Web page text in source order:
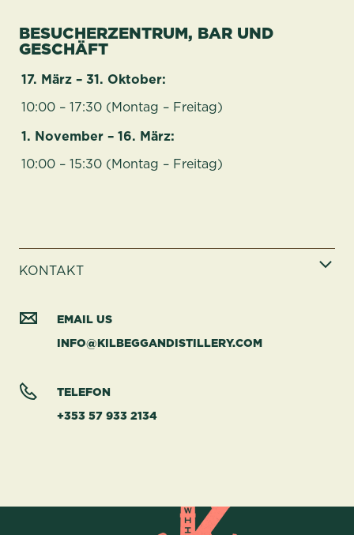
BESUCHERZENTRUM, BAR UND
GESCHÄFT
17. März – 31. Oktober:
10:00 – 17:30 (Montag – Freitag)
1. November – 16. März:
10:00 – 15:30 (Montag – Freitag)
KONTAKT
EMAIL US
INFO@KILBEGGANDISTILLERY.COM
TELEFON
+353 57 933 2134